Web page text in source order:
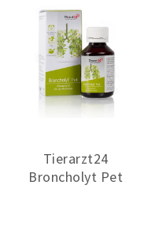
Tierarzt24
Broncholyt Pet